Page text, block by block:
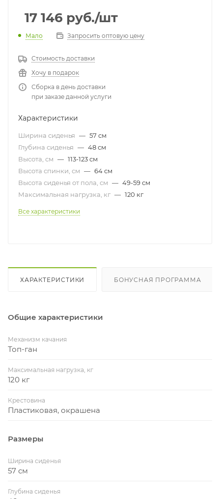
17 146 руб./шт
Мало Запросить оптовую цену
Стоимость доставки
Хочу в подарок
Сборка в день доставки
при заказе данной услуги
Характеристики
Ширина сиденья — 57 см
Глубина сиденья — 48 см
Высота, см — 113-123 см
Высота спинки, см — 64 см
Высота сиденья от пола, см — 49-59 см
Максимальная нагрузка, кг — 120 кг
Все характеристики
ХАРАКТЕРИСТИКИ БОНУСНАЯ ПРОГРАММА
Общие характеристики
Механизм качания
Топ-ган
Максимальная нагрузка, кг
120 кг
Крестовина
Пластиковая, окрашена
Размеры
Ширина сиденья
57 см
Глубина сиденья